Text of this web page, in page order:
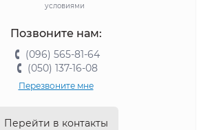
условиями
Позвоните нам:
(096) 565-81-64
(050) 137-16-08
Перезвоните мне
Перейти в контакты